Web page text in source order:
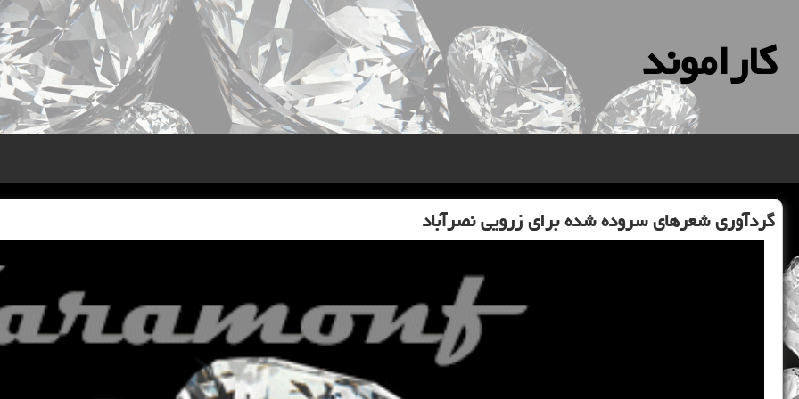
كاراموند
گردآوری شعرهای سروده شده برای زرویی نصرآباد